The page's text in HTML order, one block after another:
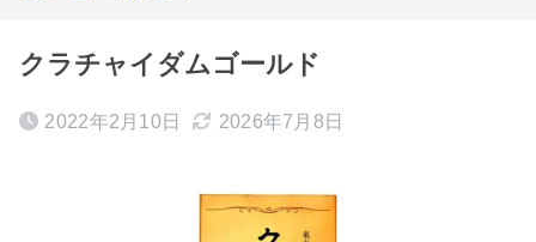
クラチャイダムゴールド
2022年2月10日 2026年7月8日